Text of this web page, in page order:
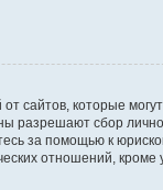
сайтов, которые
разрешают сбор
за помощью к
отношений, кроме